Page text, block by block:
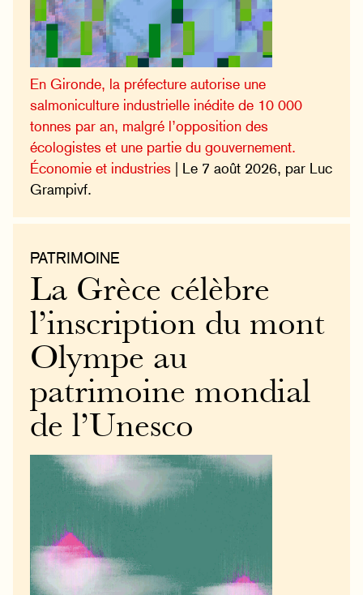
En Gironde, la préfecture autorise une
salmoniculture industrielle inédite de 10 000
tonnes par an, malgré l’opposition des
écologistes et une partie du gouvernement.
Économie et industries | Le 7 août 2026, par Luc
Grampivf.
PATRIMOINE
La Grèce célèbre
l’inscription du mont
Olympe au
patrimoine mondial
de l’Unesco